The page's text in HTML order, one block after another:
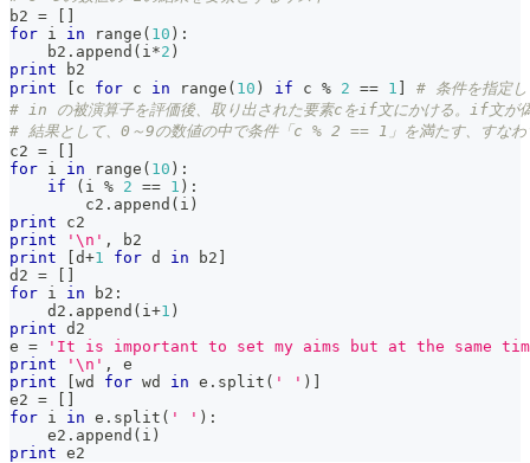
b2 = [ ]
for i in range ( 10 ) :
    b2
. append ( i *2 )
print b2
print
[ c for c in range ( 10 ) if c % 2 == 1 ]
# 条件を指定し
# in の被演算子を評価後、取り出された要素cをif文にかける。if文が偽
# 結果として、0～9の数値の中で条件「c % 2 == 1」を満たす、すなわ
c2 = [ ]
for i in range ( 10 ) :
if
( i % 2 == 1 ) :
        c2
. append ( i )
print c2
print
'\n' ,
b2
print
[d+1 for d in b2 ]
d2 = [ ]
for i in b2 :
    d2
. append ( i +1 )
print d2
e =
'It is important to set my aims but at the same
print
'\n' ,
e
print
[wd for wd in e . split ( ' ' ) ]
e2 = [ ]
for i in e . split ( ' ' ) :
    e2
. append ( i )
print e2